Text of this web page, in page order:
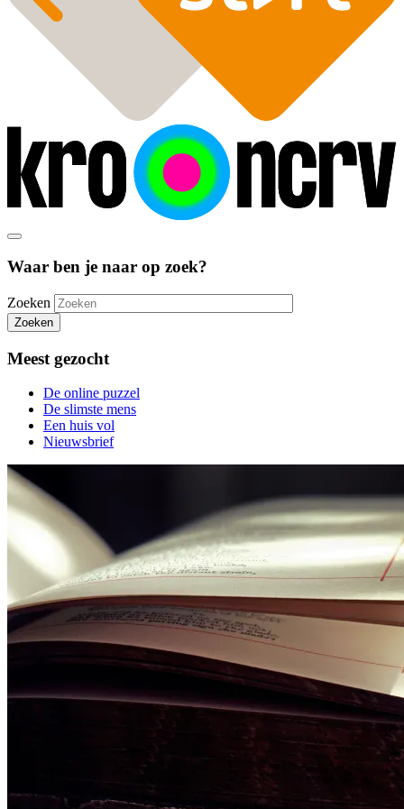
Waar ben je naar op zoek?
Zoeken
Zoeken
Meest gezocht
De online puzzel
De slimste mens
Een huis vol
Nieuwsbrief